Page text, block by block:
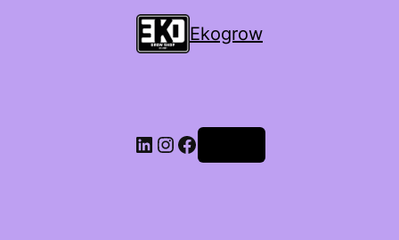
Ekogrow